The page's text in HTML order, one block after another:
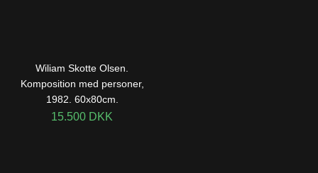
Wiliam Skotte Olsen.
Komposition med personer,
1982. 60x80cm.
15.500 DKK